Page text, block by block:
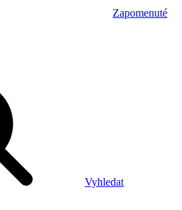
Zapomenuté
Vyhledat